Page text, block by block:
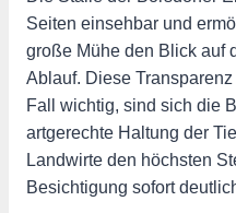
Seiten einsehbar und
große Mühe den Blick auf
Ablauf. Diese
Fall wichtig, sind sich die
artgerechte Haltung der
Landwirte den höchsten
Besichtigung sofort